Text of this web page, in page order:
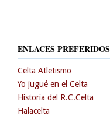
ENLACES PREFERIDOS
Celta Atletismo
Yo jugué en el Celta
Historia del R.C.Celta
Halacelta